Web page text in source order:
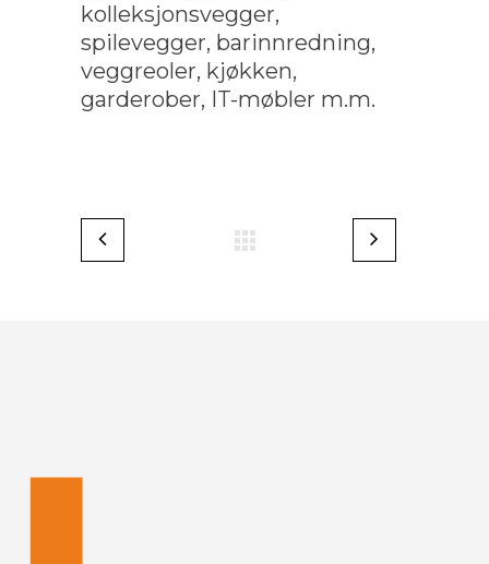
kolleksjonsvegger,
spilevegger, barinnredning,
veggreoler, kjøkken,
garderober, IT-møbler m.m.